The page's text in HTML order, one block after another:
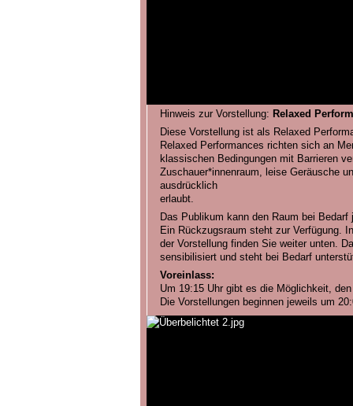
Hinweis zur Vorstellung: Relaxed
Diese Vorstellung ist als Relaxed
Relaxed Performances richten sich an
klassischen Bedingungen mit Barrieren
Zuschauer*innenraum, leise Geräusche
ausdrücklich
erlaubt.
Das Publikum kann den Raum bei
Ein Rückzugsraum steht zur Verfügung.
der Vorstellung finden Sie weiter unten.
sensibilisiert und steht bei Bedarf
Voreinlass:
Um 19:15 Uhr gibt es die Möglichkeit,
Die Vorstellungen beginnen jeweils um